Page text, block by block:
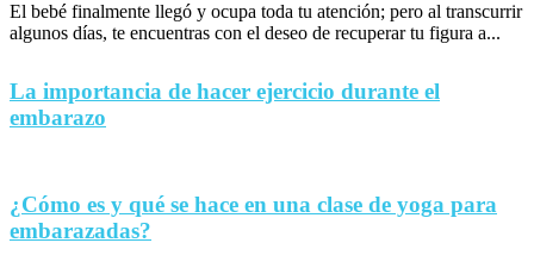
El bebé finalmente llegó y ocupa toda tu atención; pero al transcurrir
algunos días, te encuentras con el deseo de recuperar tu figura a...
La importancia de hacer ejercicio durante el
embarazo
¿Cómo es y qué se hace en una clase de yoga para
embarazadas?